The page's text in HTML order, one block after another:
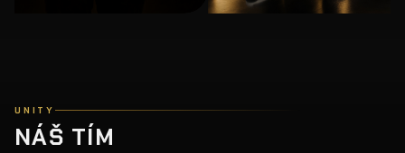
UNITY
NÁŠ TÍM